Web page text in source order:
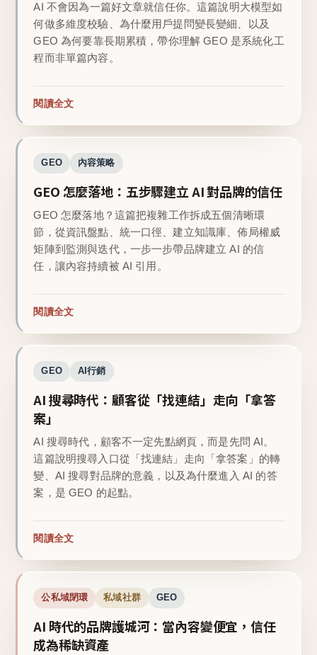
AI 不會因為一篇好文章就信任你。這篇說明大模型如
何做多維度校驗、為什麼用戶提問變長變細、以及
GEO 為何要靠長期累積，帶你理解 GEO 是系統化工
程而非單篇內容。
閱讀全文
GEO 內容策略
GEO 怎麼落地：五步驟建立 AI 對品牌的信任
GEO 怎麼落地？這篇把複雜工作拆成五個清晰環
節，從資訊盤點、統一口徑、建立知識庫、佈局權威
矩陣到監測與迭代，一步一步帶品牌建立 AI 的信
任，讓內容持續被 AI 引用。
閱讀全文
GEO AI行銷
AI 搜尋時代：顧客從「找連結」走向「拿答
案」
AI 搜尋時代，顧客不一定先點網頁，而是先問 AI。
這篇說明搜尋入口從「找連結」走向「拿答案」的轉
變、AI 搜尋對品牌的意義，以及為什麼進入 AI 的答
案，是 GEO 的起點。
閱讀全文
公私域閉環 私域社群 GEO
AI 時代的品牌護城河：當內容變便宜，信任
成為稀缺資產